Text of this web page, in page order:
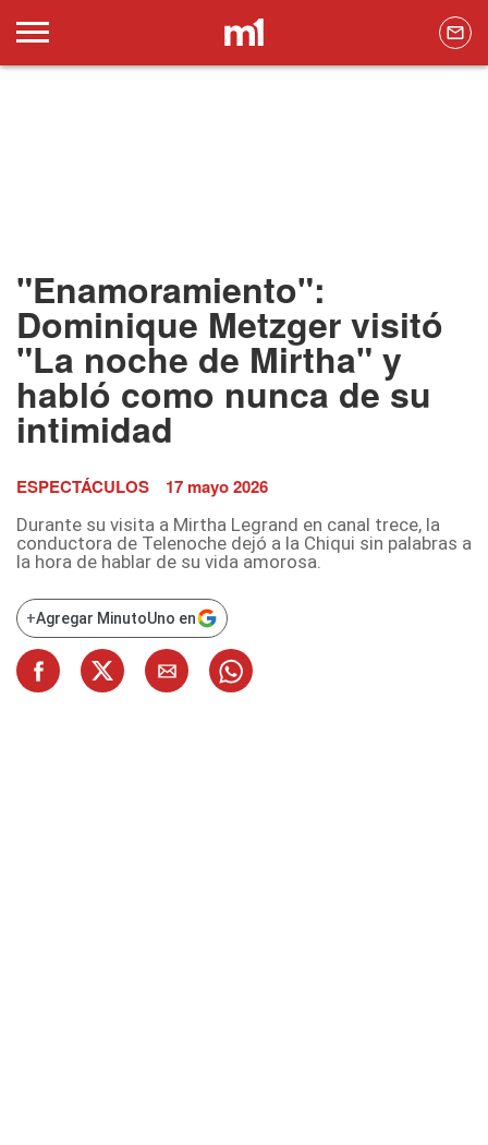
"Enamoramiento":
Dominique Metzger visitó
"La noche de Mirtha" y
habló como nunca de su
intimidad
ESPECTÁCULOS 17 mayo 2026
Durante su visita a Mirtha Legrand en canal trece, la
conductora de Telenoche dejó a la Chiqui sin palabras a
la hora de hablar de su vida amorosa.
+Agregar MinutoUno en